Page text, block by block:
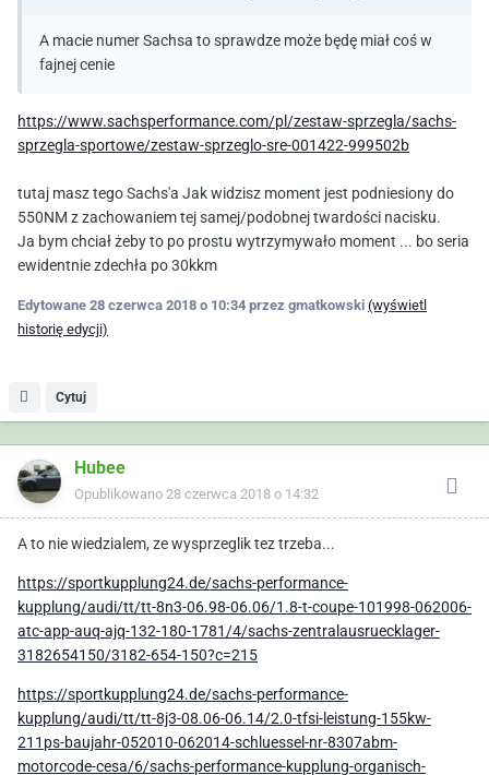
A macie numer Sachsa to sprawdze może będę miał coś w
fajnej cenie
https://www.sachsperformance.com/pl/zestaw-sprzegla/sachs-
sprzegla-sportowe/zestaw-sprzeglo-sre-001422-999502b
tutaj masz tego Sachs'a Jak widzisz moment jest podniesiony do
550NM z zachowaniem tej samej/podobnej twardości nacisku.
Ja bym chciał żeby to po prostu wytrzymywało moment ... bo seria
ewidentnie zdechła po 30kkm
Edytowane 28 czerwca 2018 o 10:34 przez gmatkowski (wyświetl
historię edycji)
Cytuj
Hubee
Opublikowano 28 czerwca 2018 o 14:32
A to nie wiedzialem, ze wysprzeglik tez trzeba...
https://sportkupplung24.de/sachs-performance-
kupplung/audi/tt/tt-8n3-06.98-06.06/1.8-t-coupe-101998-062006-
atc-app-auq-ajq-132-180-1781/4/sachs-zentralausruecklager-
3182654150/3182-654-150?c=215
https://sportkupplung24.de/sachs-performance-
kupplung/audi/tt/tt-8j3-08.06-06.14/2.0-tfsi-leistung-155kw-
211ps-baujahr-052010-062014-schluessel-nr-8307abm-
motorcode-cesa/6/sachs-performance-kupplung-organisch-